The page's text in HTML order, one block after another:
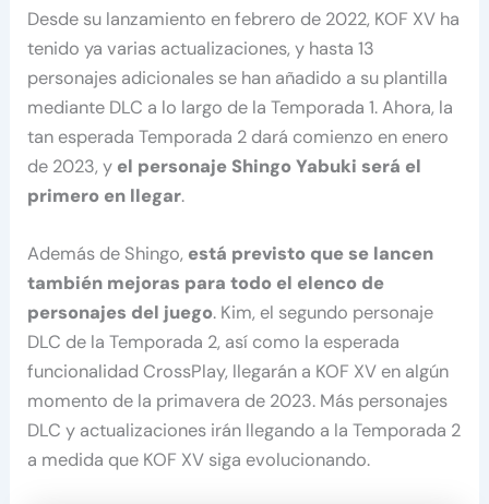
Desde su lanzamiento en febrero de 2022, KOF XV ha
tenido ya varias actualizaciones, y hasta 13
personajes adicionales se han añadido a su plantilla
mediante DLC a lo largo de la Temporada 1. Ahora, la
tan esperada Temporada 2 dará comienzo en enero
de 2023, y el personaje Shingo Yabuki será el
primero en llegar.
Además de Shingo, está previsto que se lancen
también mejoras para todo el elenco de
personajes del juego. Kim, el segundo personaje
DLC de la Temporada 2, así como la esperada
funcionalidad CrossPlay, llegarán a KOF XV en algún
momento de la primavera de 2023. Más personajes
DLC y actualizaciones irán llegando a la Temporada 2
a medida que KOF XV siga evolucionando.